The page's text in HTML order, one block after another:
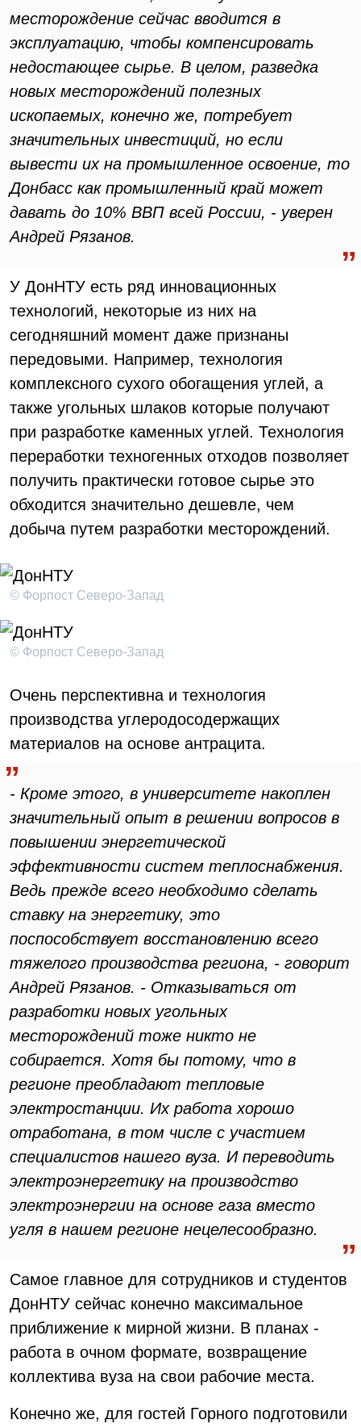
месторождение сейчас вводится в
эксплуатацию, чтобы компенсировать
недостающее сырье. В целом, разведка
новых месторождений полезных
ископаемых, конечно же, потребует
значительных инвестиций, но если
вывести их на промышленное освоение, то
Донбасс как промышленный край может
давать до 10% ВВП всей России, - уверен
Андрей Рязанов.
У ДонНТУ есть ряд инновационных
технологий, некоторые из них на
сегодняшний момент даже признаны
передовыми. Например, технология
комплексного сухого обогащения углей, а
также угольных шлаков которые получают
при разработке каменных углей. Технология
переработки техногенных отходов позволяет
получить практически готовое сырье это
обходится значительно дешевле, чем
добыча путем разработки месторождений.
© Форпост Северо-Запад
© Форпост Северо-Запад
Очень перспективна и технология
производства углеродосодержащих
материалов на основе антрацита.
- Кроме этого, в университете накоплен
значительный опыт в решении вопросов в
повышении энергетической
эффективности систем теплоснабжения.
Ведь прежде всего необходимо сделать
ставку на энергетику, это
поспособствует восстановлению всего
тяжелого производства региона, - говорит
Андрей Рязанов. - Отказываться от
разработки новых угольных
месторождений тоже никто не
собирается. Хотя бы потому, что в
регионе преобладают тепловые
электростанции. Их работа хорошо
отработана, в том числе с участием
специалистов нашего вуза. И переводить
электроэнергетику на производство
электроэнергии на основе газа вместо
угля в нашем регионе нецелесообразно.
Самое главное для сотрудников и студентов
ДонНТУ сейчас конечно максимальное
приближение к мирной жизни. В планах -
работа в очном формате, возвращение
коллектива вуза на свои рабочие места.
Конечно же, для гостей Горного подготовили